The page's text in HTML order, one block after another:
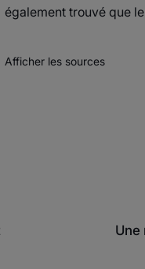
également trouvé que
Afficher les sources
Une